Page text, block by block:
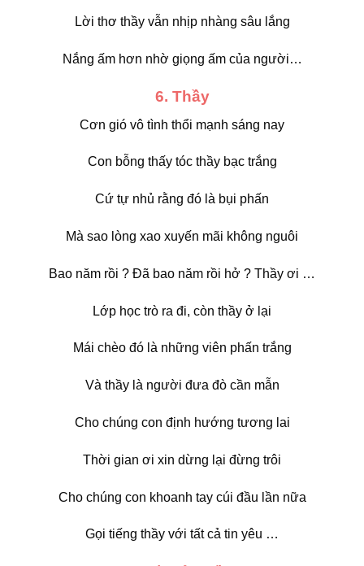
Lời thơ thầy vẫn nhịp nhàng sâu lắng
Nắng ấm hơn nhờ giọng ấm của người…
6. Thầy
Cơn gió vô tình thổi mạnh sáng nay
Con bỗng thấy tóc thầy bạc trắng
Cứ tự nhủ rằng đó là bụi phấn
Mà sao lòng xao xuyến mãi không nguôi
Bao năm rồi ? Đã bao năm rồi hở ? Thầy ơi …
Lớp học trò ra đi, còn thầy ở lại
Mái chèo đó là những viên phấn trắng
Và thầy là người đưa đò cần mẫn
Cho chúng con định hướng tương lai
Thời gian ơi xin dừng lại đừng trôi
Cho chúng con khoanh tay cúi đầu lần nữa
Gọi tiếng thầy với tất cả tin yêu …